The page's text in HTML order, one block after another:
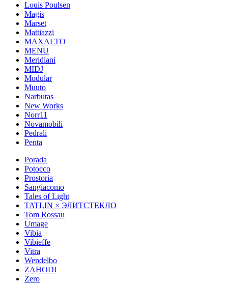
Louis Poulsen
Magis
Marset
Mattiazzi
MAXALTO
MENU
Meridiani
MIDJ
Modular
Muuto
Narbutas
New Works
Norr11
Novamobili
Pedrali
Penta
Porada
Potocco
Prostoria
Sangiacomo
Tales of Light
TATLIN × ЭЛИТСТЕКЛО
Tom Rossau
Umage
Vibia
Vibieffe
Vitra
Wendelbo
ZAHODI
Zero